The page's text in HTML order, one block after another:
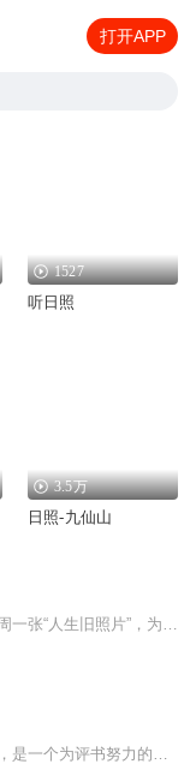
打开APP
1527
听日照
3.5万
日照-九仙山